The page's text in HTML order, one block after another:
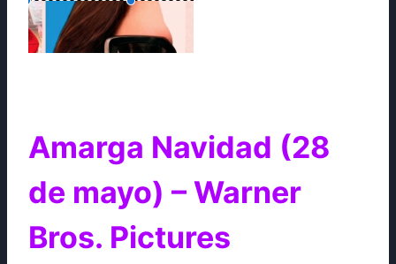
Amarga Navidad (28
de mayo) – Warner
Bros. Pictures